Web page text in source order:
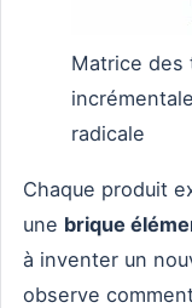
Matrice des
radicale
Chaque produit
une brique
à inventer un
observe